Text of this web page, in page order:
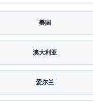
美国
澳大利亚
爱尔兰